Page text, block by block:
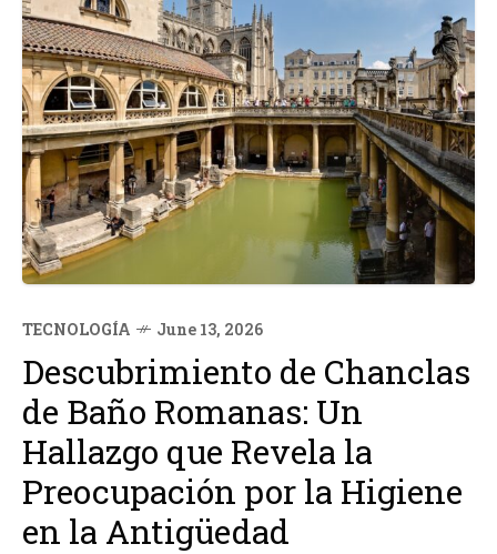
TECNOLOGÍA June 13, 2026
Descubrimiento de Chanclas
de Baño Romanas: Un
Hallazgo que Revela la
Preocupación por la Higiene
en la Antigüedad